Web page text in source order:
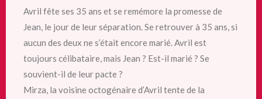
Avril fête ses 35 ans et se remémore la promesse de
Jean, le jour de leur séparation. Se retrouver à 35 ans, si
aucun des deux ne s’était encore marié. Avril est
toujours célibataire, mais Jean ? Est-il marié ? Se
souvient-il de leur pacte ?
Mirza, la voisine octogénaire d’Avril tente de la